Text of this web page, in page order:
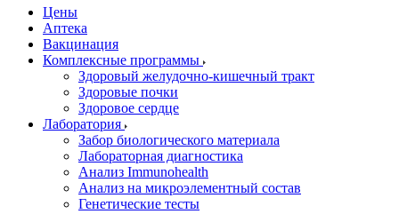
Цены
Аптека
Вакцинация
Комплексные программы
Здоровый желудочно-кишечный тракт
Здоровые почки
Здоровое сердце
Лаборатория
Забор биологического материала
Лабораторная диагностика
Анализ Immunohealth
Анализ на микроэлементный состав
Генетические тесты